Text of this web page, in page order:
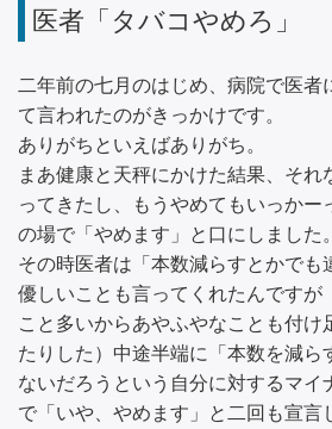
医者「タバコやめろ」
二年前の七月のはじめ、病院で医者
て言われたのがきっかけです。
ありがちといえばありがち。
まあ健康と天秤にかけた結果、それ
ってきたし、もうやめてもいっかー
の場で「やめます」と口にしました。
その時医者は「本数減らすとかでも
優しいことも言ってくれたんですが
こと多いからあやふやなことも付け
たりした）中途半端に「本数を減ら
ないだろうという自分に対するマイ
で「いや、やめます」と二回も宣言